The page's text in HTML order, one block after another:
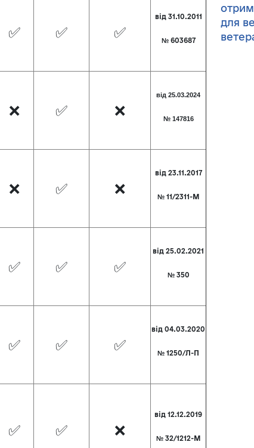
✅ ✅ ✅
від 31.10.2011
№ 603687
❌ ✅ ❌
від 25.03.2024
№ 147816
❌ ✅ ❌
від 23.11.2017
№ 11/2311-М
✅ ✅ ✅
від 25.02.2021
№ 350
✅ ✅ ✅
від 04.03.2020
№ 1250/Л-П
✅ ✅ ❌
від 12.12.2019
№ 32/1212-М
для